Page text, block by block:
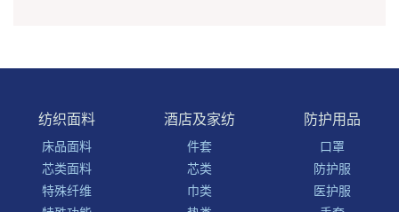
纺织面料
床品面料
芯类面料
特殊纤维
酒店及家纺
件套
芯类
巾类
防护用品
口罩
防护服
医护服